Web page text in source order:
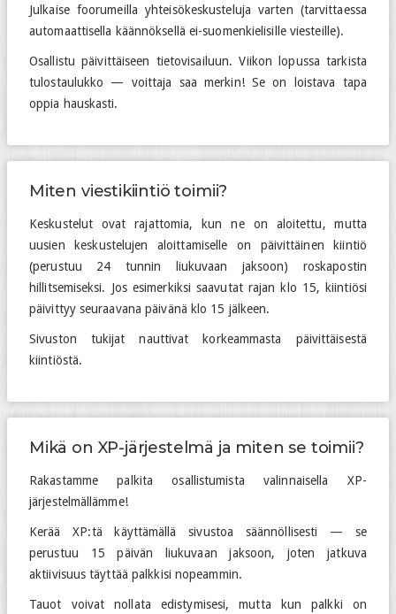
Julkaise foorumeilla yhteisökeskusteluja varten (tarvittaessa
automaattisella käännöksellä ei-suomenkielisille viesteille).
Osallistu päivittäiseen tietovisailuun. Viikon lopussa tarkista
tulostaulukko — voittaja saa merkin! Se on loistava tapa
oppia hauskasti.
Miten viestikiintiö toimii?
Keskustelut ovat rajattomia, kun ne on aloitettu, mutta
uusien keskustelujen aloittamiselle on päivittäinen kiintiö
(perustuu 24 tunnin liukuvaan jaksoon) roskapostin
hillitsemiseksi. Jos esimerkiksi saavutat rajan klo 15, kiintiösi
päivittyy seuraavana päivänä klo 15 jälkeen.
Sivuston tukijat nauttivat korkeammasta päivittäisestä
kiintiöstä.
Mikä on XP-järjestelmä ja miten se toimii?
Rakastamme palkita osallistumista valinnaisella XP-
järjestelmällämme!
Kerää XP:tä käyttämällä sivustoa säännöllisesti — se
perustuu 15 päivän liukuvaan jaksoon, joten jatkuva
aktiivisuus täyttää palkkisi nopeammin.
Tauot voivat nollata edistymisesi, mutta kun palkki on